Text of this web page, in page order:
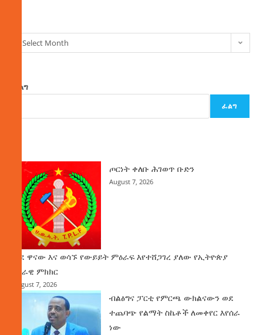
Select Month
ፈልግ
ፈልግ
ጦርነት ቀለቡ ሕገወጥ ቡድን
August 7, 2026
ወደ ዋናው እና ወሳኙ የውይይት ምዕራፍ እየተሸጋገረ ያለው የኢትዮጵያ
ሀገራዊ ምክክር
August 7, 2026
ብልፅግና ፓርቲ የምርጫ ውክልናውን ወደ
ተጨባጭ የልማት ስኬቶች ለመቀየር እየሰራ
ነው